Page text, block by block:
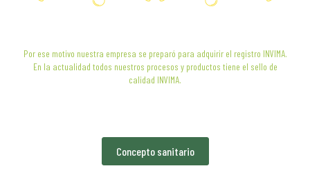
Por ese motivo nuestra empresa se preparó para adquirir el registro INVIMA.
En la actualidad todos nuestros procesos y productos tiene el sello de
calidad INVIMA.
Concepto sanitario